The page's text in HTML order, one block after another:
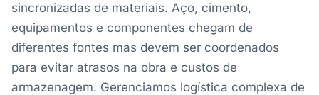
sincronizadas de materiais. Aço, cimento,
equipamentos e componentes chegam de
diferentes fontes mas devem ser coordenados
para evitar atrasos na obra e custos de
armazenagem. Gerenciamos logística complexa de